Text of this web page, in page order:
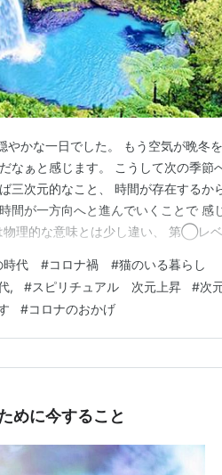
やかな一日でした。 もう空気が晩冬
なぁと感じます。 こうして次の季節
三次元的なこと、 時間が存在するか
間が一方向へと進んでいくことで 感
理的な意味とは少し違い、 第◯レ
になったからといって、 いきなり時
ずは、今のよ…
時代 #コロナ禍 #猫のいる暮らし
, #スピリチュアル 次元上昇 #次
#コロナのおかげ
めに今すること